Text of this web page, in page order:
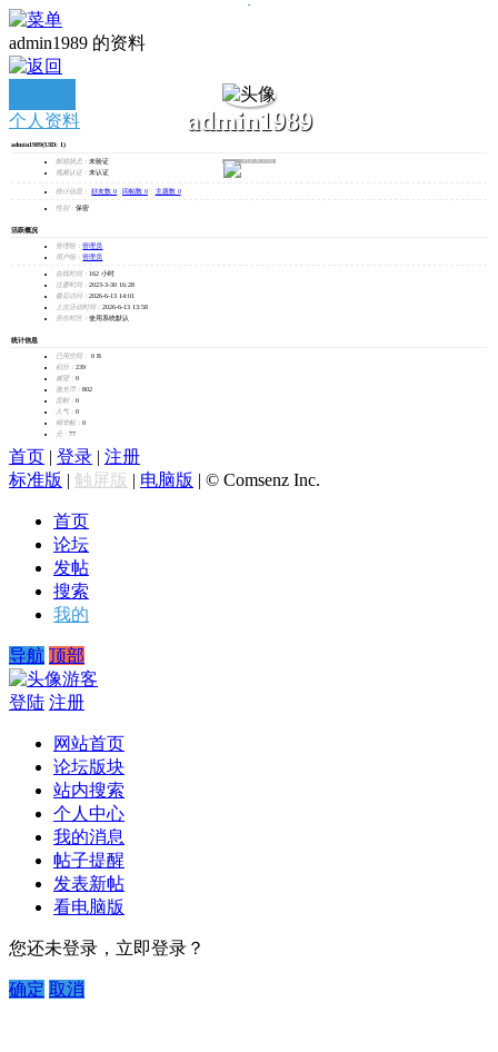
admin1989 的资料
admin1989
发消息
个人资料
admin1989(UID: 1)
邮箱状态： 未验证
视频认证： 未认证
统计信息： 好友数 0 回帖数 0 主题数 0
性别： 保密
活跃概况
管理组： 管理员
用户组： 管理员
在线时间： 162 小时
注册时间： 2023-3-30 16:28
最后访问： 2026-6-13 14:01
上次活动时间： 2026-6-13 13:58
所在时区： 使用系统默认
统计信息
已用空间：
0 B
积分： 239
威望： 0
激光币： 802
贡献： 0
人气： 0
精华帖： 0
元： 77
首页 | 登录 | 注册
标准版 | 触屏版 | 电脑版 | © Comsenz Inc.
首页
论坛
发帖
搜索
我的
导航 顶部
游客
登陆 注册
网站首页
论坛版块
站内搜索
个人中心
我的消息
帖子提醒
发表新帖
看电脑版
您还未登录，立即登录？
确定 取消